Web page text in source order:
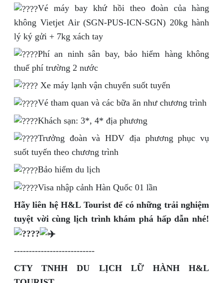
Vé máy bay khứ hồi theo đoàn của hàng
không Vietjet Air (SGN-PUS-ICN-SGN) 20kg hành
lý ký gửi + 7kg xách tay
Phí an ninh sân bay, bảo hiểm hàng không
thuế phí trường 2 nước
Xe máy lạnh vận chuyển suốt tuyến
Vé tham quan và các bữa ăn như chương trình
Khách sạn: 3*, 4* địa phương
Trưởng đoàn và HDV địa phương phục vụ
suốt tuyến theo chương trình
Bảo hiểm du lịch
Visa nhập cảnh Hàn Quốc 01 lần
Hãy liên hệ H&L Tourist để có những trải nghiệm
tuyệt vời cùng lịch trình khám phá hấp dẫn nhé!
---------------------------
CTY TNHH DU LỊCH LỮ HÀNH H&L